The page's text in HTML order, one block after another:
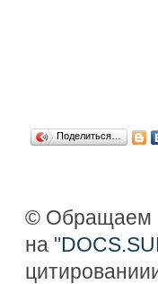
Поделиться…
© Обращаем
на "